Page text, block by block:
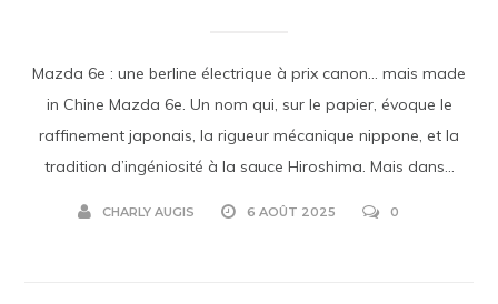
Mazda 6e : une berline électrique à prix canon… mais made
in Chine Mazda 6e. Un nom qui, sur le papier, évoque le
raffinement japonais, la rigueur mécanique nippone, et la
tradition d’ingéniosité à la sauce Hiroshima. Mais dans...
CHARLY AUGIS 6 AOÛT 2025 0